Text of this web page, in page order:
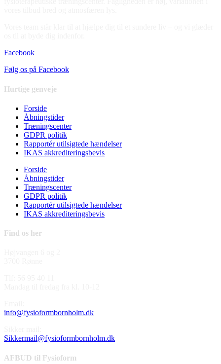
Facebook
Følg os på Facebook
Hurtige genveje
Forside
Åbningstider
Træningscenter
GDPR politik
Rapportér utilsigtede hændelser
IKAS akkrediteringsbevis
Forside
Åbningstider
Træningscenter
GDPR politik
Rapportér utilsigtede hændelser
IKAS akkrediteringsbevis
Find os her
info@fysioformbornholm.dk
Sikkermail@fysioformbornholm.dk
AFBUD til Fysioform